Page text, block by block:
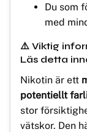
Du som
med
⚠️ Viktig
Läs detta
Nikotin är ett
potentiellt
stor
vätskor. Den